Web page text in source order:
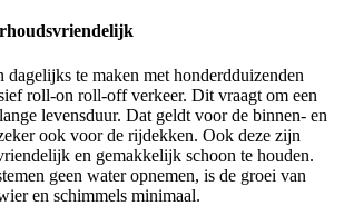
dagelijks te maken met honderdduizenden
roll-on roll-off verkeer. Dit vraagt om een
levensduur. Dat geldt voor de binnen- en
ook voor de rijdekken. Ook deze zijn
en gemakkelijk schoon te houden.
geen water opnemen, is de groei van
en schimmels minimaal.